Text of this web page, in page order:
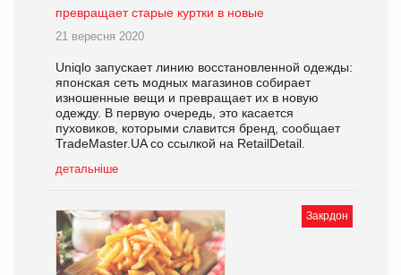
превращает старые куртки в новые
21 вересня 2020
Uniqlo запускает линию восстановленной одежды:
японская сеть модных магазинов собирает
изношенные вещи и превращает их в новую
одежду. В первую очередь, это касается
пуховиков, которыми славится бренд, сообщает
TradeMaster.UA со ссылкой на RetailDetail.
детальніше
Закрдон